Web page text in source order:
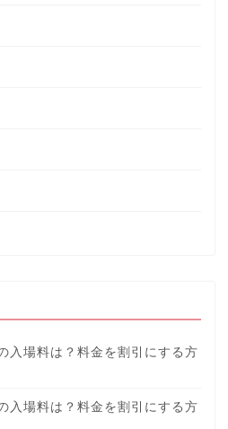
入場料は？料金を割引にする方
入場料は？料金を割引にする方